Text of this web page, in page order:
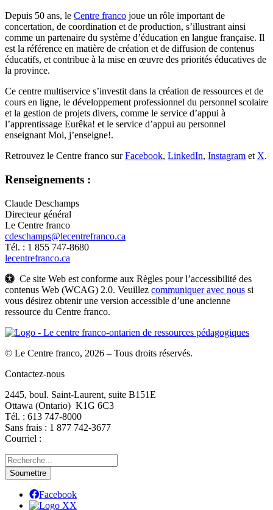
Depuis 50 ans, le Centre franco joue un rôle important de
concertation, de coordination et de production, s’illustrant ainsi
comme un partenaire du système d’éducation en langue française. Il
est la référence en matière de création et de diffusion de contenus
éducatifs, et contribue à la mise en œuvre des priorités éducatives de
la province.
Ce centre multiservice s’investit dans la création de ressources et de
cours en ligne, le développement professionnel du personnel scolaire
et la gestion de projets divers, comme le service d’appui à
l’apprentissage Eurêka! et le service d’appui au personnel
enseignant Moi, j’enseigne!.
Retrouvez le Centre franco surFacebook, LinkedIn, Instagram et X.
Renseignements :
Claude Deschamps
Directeur général
Le Centre franco
cdeschamps@lecentrefranco.ca
Tél. : 1 855 747-8680
lecentrefranco.ca
Ce site Web est conforme aux Règles pour l’accessibilité des
contenus Web (WCAG) 2.0. Veuillez communiquer avec nous si
vous désirez obtenir une version accessible d’une ancienne
ressource du Centre franco.
© Le Centre franco, 2026 – Tous droits réservés.
Contactez-nous
2445, boul. Saint-Laurent, suite B151E
Ottawa (Ontario) K1G 6C3
Tél. : 613 747‑8000
Sans frais : 1 877 742‑3677
Courriel :
Facebook
X